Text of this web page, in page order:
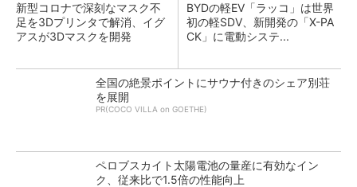
新型コロナで深刻なマスク不
足を3Dプリンタで解消、イグ
アスが3Dマスクを開発
BYDの軽EV「ラッコ」は世界
初の軽SDV、新開発の「X-PA
CK」に電動システ...
全国の絶景ポイントにサウナ付きのシェア別荘
を展開
PR(COCO VILLA on GOETHE)
ペロブスカイト太陽電池の量産に有効なイン
ク、従来比で1.5倍の性能向上